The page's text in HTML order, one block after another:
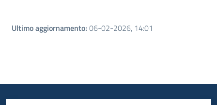
Ultimo aggiornamento: 06-02-2026, 14:01